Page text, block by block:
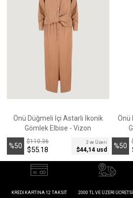
Önü Düğmeli İçi Astarlı İkonik
Gömlek Elbise - Vizon
%50
İndirim
$55.18
$110.36 2 ve Üzeri
$44,14 usd
Önü
%50
İndirim
KREDI KARTINA 12 TAKSIT
2000 TL VE ÜZERI